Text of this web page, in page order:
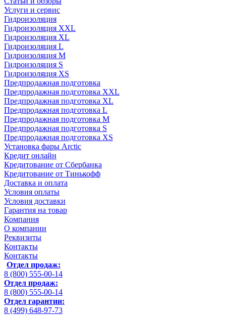
Услуги и сервис
Гидроизоляция
Гидроизоляция XXL
Гидроизоляция XL
Гидроизоляция L
Гидроизоляция M
Гидроизоляция S
Гидроизоляция XS
Предпродажная подготовка
Предпродажная подготовка XXL
Предпродажная подготовка XL
Предпродажная подготовка L
Предпродажная подготовка M
Предпродажная подготовка S
Предпродажная подготовка XS
Установка фары Arctic
Кредит онлайн
Кредитование от Сбербанка
Кредитование от Тинькофф
Доставка и оплата
Условия оплаты
Условия доставки
Гарантия на товар
Компания
О компании
Реквизиты
Контакты
Контакты
Отдел продаж:
8 (800) 555-00-14
Отдел продаж:
8 (800) 555-00-14
Отдел гарантии:
8 (499) 648-97-73